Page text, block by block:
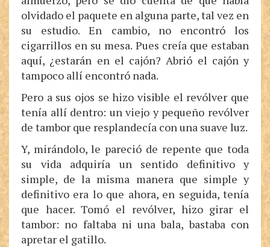
olvidado el paquete en alguna parte, tal vez en
su estudio. En cambio, no encontró los
cigarrillos en su mesa. Pues creía que estaban
aquí, ¿estarán en el cajón? Abrió el cajón y
tampoco allí encontró nada.
Pero a sus ojos se hizo visible el revólver que
tenía allí dentro: un viejo y pequeño revólver
de tambor que resplandecía con una suave luz.
Y, mirándolo, le pareció de repente que toda
su vida adquiría un sentido definitivo y
simple, de la misma manera que simple y
definitivo era lo que ahora, en seguida, tenía
que hacer. Tomó el revólver, hizo girar el
tambor: no faltaba ni una bala, bastaba con
apretar el gatillo.